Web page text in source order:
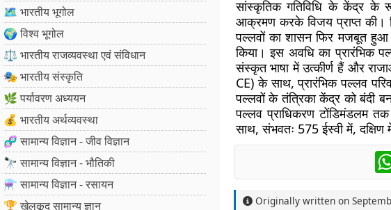
🗺️ भारतीय भूगोल
🌍 विश्व भूगोल
⚖️ भारतीय राजव्यवस्था एवं संविधान
🎭 भारतीय संस्कृति
🌿 पर्यावरण अध्ययन
💰 भारतीय अर्थव्यवस्था
🧬 सामान्य विज्ञान - जीव विज्ञान
🔭 सामान्य विज्ञान - भौतिकी
⚗️ सामान्य विज्ञान - रसायन
🏆 खेलकूद सामान्य ज्ञान
सांस्कृतिक गतिविधि के केंद्र के
आक्रमण करके विजय प्राप्त की।
पल्लवों का शासन फिर मजबूत
किया। इस अवधि का प्रारंभिक
संस्कृत भाषा में उत्कीर्ण हैं और
CE) के साथ, प्रारंभिक पल्लव
पल्लवों के तंत्रिका केंद्र को बंदी
पल्लव प्राधिकरण टोंडिमंडलम
साथ, संभवतः 575 ईस्वी में,
Originally written on